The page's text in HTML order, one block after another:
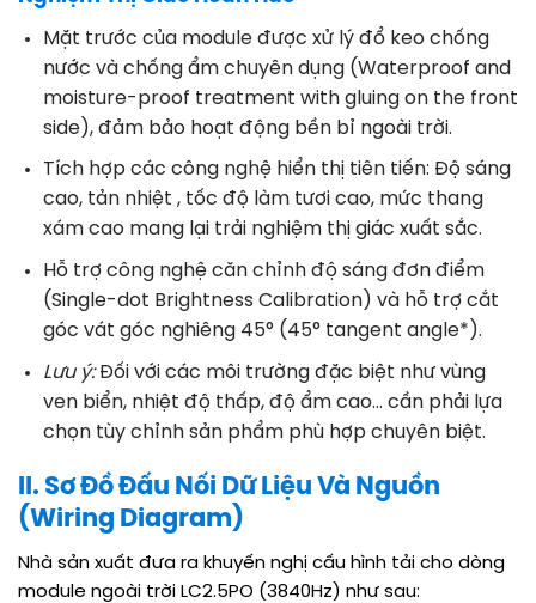
Mặt trước của module được xử lý đổ keo chống
nước và chống ẩm chuyên dụng (Waterproof and
moisture-proof treatment with gluing on the front
side), đảm bảo hoạt động bền bỉ ngoài trời.
Tích hợp các công nghệ hiển thị tiên tiến: Độ sáng
cao, tản nhiệt , tốc độ làm tươi cao, mức thang
xám cao mang lại trải nghiệm thị giác xuất sắc.
Hỗ trợ công nghệ căn chỉnh độ sáng đơn điểm
(Single-dot Brightness Calibration) và hỗ trợ cắt
góc vát góc nghiêng 45° (45° tangent angle*).
Lưu ý:Đối với các môi trường đặc biệt như vùng
ven biển, nhiệt độ thấp, độ ẩm cao… cần phải lựa
chọn tùy chỉnh sản phẩm phù hợp chuyên biệt.
II. Sơ Đồ Đấu Nối Dữ Liệu Và Nguồn
(Wiring Diagram)
Nhà sản xuất đưa ra khuyến nghị cấu hình tải cho dòng
module ngoài trời LC2.5PO (3840Hz) như sau: